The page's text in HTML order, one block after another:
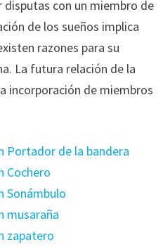
disputas con un miembro de
de los sueños implica
razones para su
La futura relación de la
incorporación de miembros
Portador de la bandera
Cochero
Sonámbulo
musaraña
zapatero